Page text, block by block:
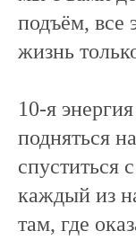
подъём, все
жизнь
10-я
подняться
спуститься
каждый из
там, где